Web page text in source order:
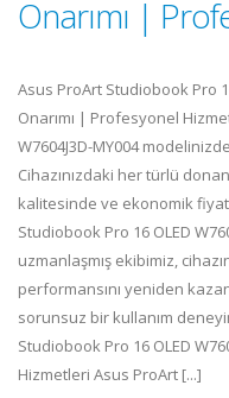
Onarımı |
Asus ProArt Studiobook Pro
Onarımı | Profesyonel
W7604J3D-MY004
Cihazınızdaki her türlü
kalitesinde ve ekonomik
Studiobook Pro 16 OLED
uzmanlaşmış ekibimiz,
performansını yeniden
sorunsuz bir kullanım
Studiobook Pro 16 OLED
Hizmetleri Asus ProArt [...]